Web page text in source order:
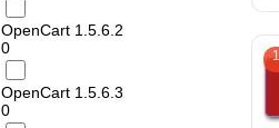
OpenCart 1.5.6.2
0
OpenCart 1.5.6.3
0